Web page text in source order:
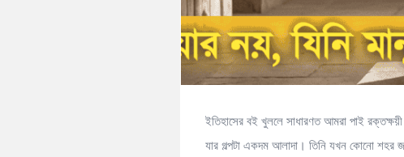
ইতিহাসের বই খুললে সাধারণত আমরা পাই
যার গল্পটা একদম আলাদা। তিনি যখন কোনো শহর